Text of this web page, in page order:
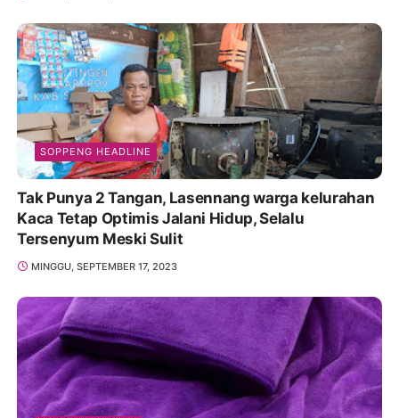
SOPPENG HEADLINE
Tak Punya 2 Tangan, Lasennang warga kelurahan
Kaca Tetap Optimis Jalani Hidup, Selalu
Tersenyum Meski Sulit
MINGGU, SEPTEMBER 17, 2023